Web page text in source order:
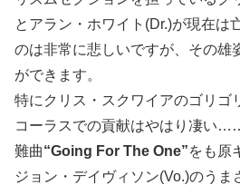
とアラン・ホワイト(Dr.)が現在は
のは非常に悲しいですが、その雄
ができます。
特にクリス・スクワイアのゴリゴ
コーラスでの貢献はやはり凄い
難曲“Going For The One”をも原
ジョン・デイヴィソン(Vo.)のうま